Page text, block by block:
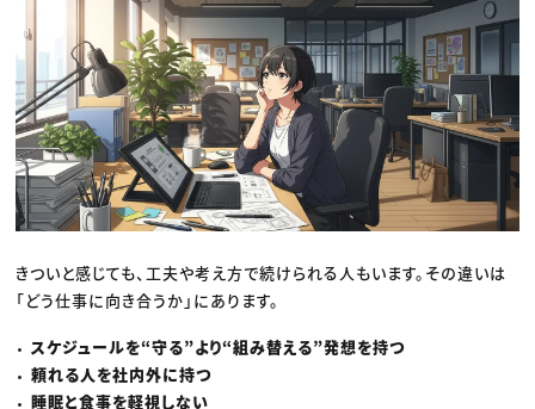
きついと感じても、工夫や考え方で続けられる人もいます。その違いは
「どう仕事に向き合うか」にあります。
スケジュールを“守る”より“組み替える”発想を持つ
頼れる人を社内外に持つ
睡眠と食事を軽視しない